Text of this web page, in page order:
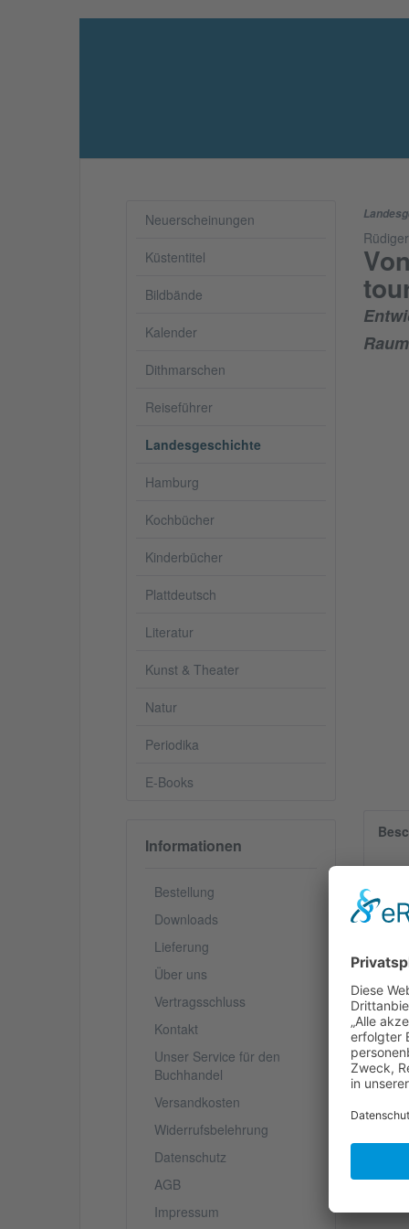
Neuerscheinungen
Küstentitel
Bildbände
Kalender
Dithmarschen
Reiseführer
Landesgeschichte
Hamburg
Kochbücher
Kinderbücher
Plattdeutsch
Literatur
Kunst & Theater
Natur
Periodika
E-Books
Informationen
Bestellung
Downloads
Lieferung
Über uns
Vertragsschluss
Kontakt
Unser Service für den
Buchhandel
Versandkosten
Widerrufsbelehrung
Datenschutz
AGB
Impressum
Raum